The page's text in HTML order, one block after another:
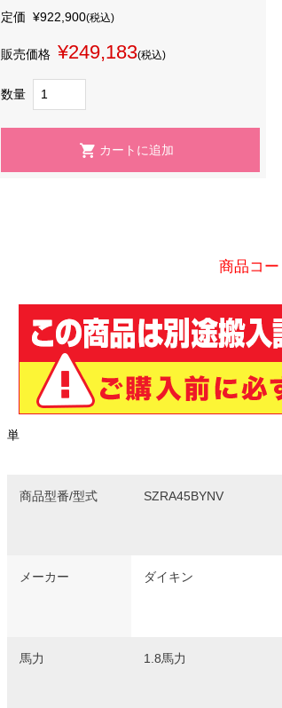
定価 ¥922,900(税込)
販売価格 ¥249,183(税込)
数量
商品コ
単
商品型番/型式 SZRA45BYNV
メーカー ダイキン
馬力 1.8馬力